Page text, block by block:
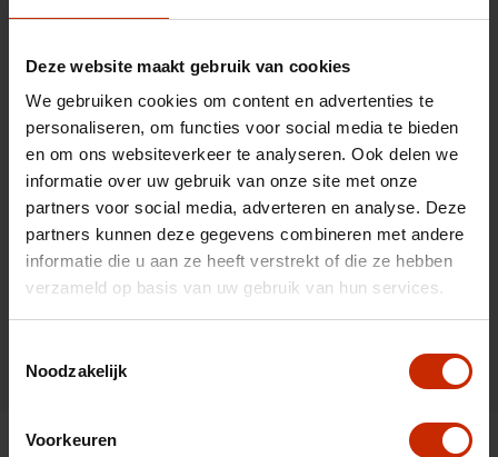
Deze website maakt gebruik van cookies
We gebruiken cookies om content en advertenties te
personaliseren, om functies voor social media te bieden
en om ons websiteverkeer te analyseren. Ook delen we
informatie over uw gebruik van onze site met onze
partners voor social media, adverteren en analyse. Deze
partners kunnen deze gegevens combineren met andere
informatie die u aan ze heeft verstrekt of die ze hebben
verzameld op basis van uw gebruik van hun services.
Noodzakelijk
Voorkeuren
een week kwijt. Ten tijde van het
schadeherstel kunnen wij vervangend vervoer
voor u regelen. Over het algemeen zijn hier
geen kosten aan verbonden.
Nadat wij de schade aan uw auto
professioneel gerepareerd hebben ondergaat
de auto nog een check. Bij het ophalen
ontvangt u een FOCWA garantie bewijs voor 4